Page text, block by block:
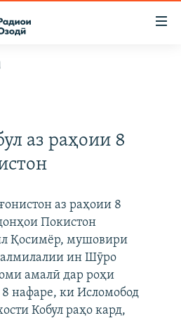
аз раҳоии 8
аз раҳоии 8
Покистон
Қосимёр, мушовири
ин Шӯро
амалӣ дар роҳи
8 нафаре, ки Исломобод
Кобул раҳо кард,